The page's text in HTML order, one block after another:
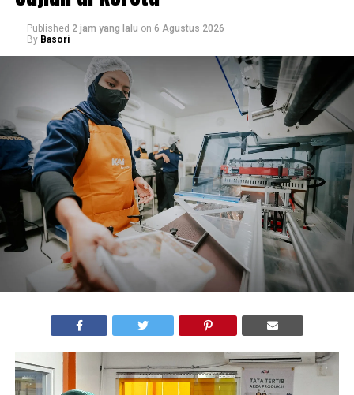
Published 2 jam yang lalu on 6 Agustus 2026
By Basori